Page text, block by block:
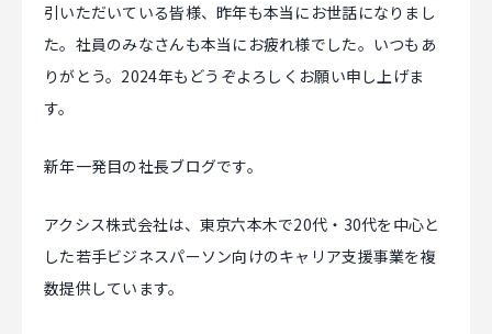
引いただいている皆様、昨年も本当にお世話になりまし
た。社員のみなさんも本当にお疲れ様でした。いつもあ
りがとう。2024年もどうぞよろしくお願い申し上げま
す。
新年一発目の社長ブログです。
アクシス株式会社は、東京六本木で20代・30代を中心と
した若手ビジネスパーソン向けのキャリア支援事業を複
数提供しています。